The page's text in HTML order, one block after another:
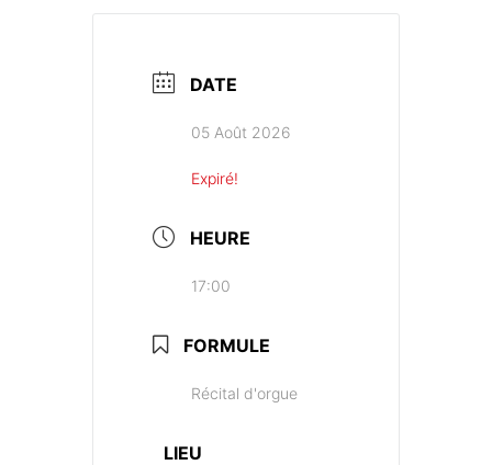
DATE
05 Août 2026
Expiré!
HEURE
17:00
FORMULE
Récital d'orgue
LIEU